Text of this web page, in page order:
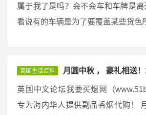
属于我了是吗？会不会车和车牌是
看说有的车辆是为了要覆盖某些货色
英国生活百科 月圆中秋 ， 豪礼相送
英国中文论坛我要买烟网（
专为海内华人提供副品香烟代购！